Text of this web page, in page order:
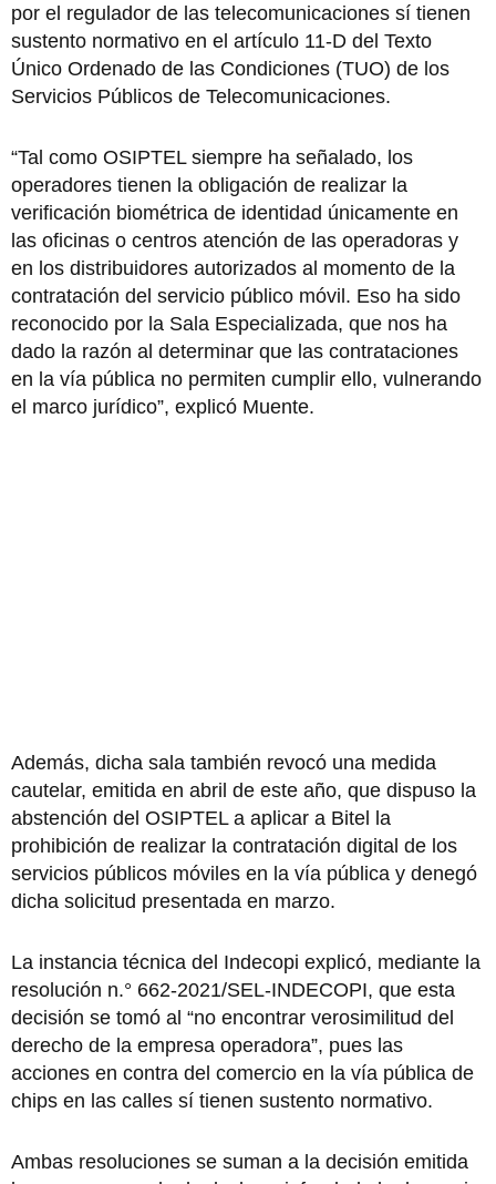
por el regulador de las telecomunicaciones sí tienen
sustento normativo en el artículo 11-D del Texto
Único Ordenado de las Condiciones (TUO) de los
Servicios Públicos de Telecomunicaciones.
“Tal como OSIPTEL siempre ha señalado, los
operadores tienen la obligación de realizar la
verificación biométrica de identidad únicamente en
las oficinas o centros atención de las operadoras y
en los distribuidores autorizados al momento de la
contratación del servicio público móvil. Eso ha sido
reconocido por la Sala Especializada, que nos ha
dado la razón al determinar que las contrataciones
en la vía pública no permiten cumplir ello, vulnerando
el marco jurídico”, explicó Muente.
Además, dicha sala también revocó una medida
cautelar, emitida en abril de este año, que dispuso la
abstención del OSIPTEL a aplicar a Bitel la
prohibición de realizar la contratación digital de los
servicios públicos móviles en la vía pública y denegó
dicha solicitud presentada en marzo.
La instancia técnica del Indecopi explicó, mediante la
resolución n.° 662-2021/SEL-INDECOPI, que esta
decisión se tomó al “no encontrar verosimilitud del
derecho de la empresa operadora”, pues las
acciones en contra del comercio en la vía pública de
chips en las calles sí tienen sustento normativo.
Ambas resoluciones se suman a la decisión emitida